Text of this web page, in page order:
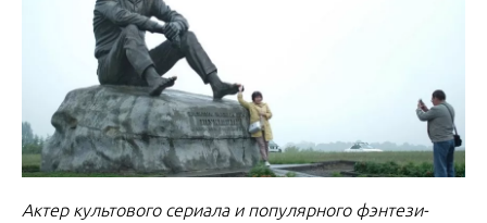
Актер культового сериала и популярного фэнтези-